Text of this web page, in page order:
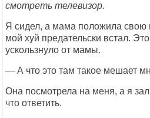
смотреть телевизор.
Я сидел, а мама положила свою
мой хуй предательски встал.
ускользнуло от мамы.
— А что это там такое мешает
Она посмотрела на меня, а я
что ответить.